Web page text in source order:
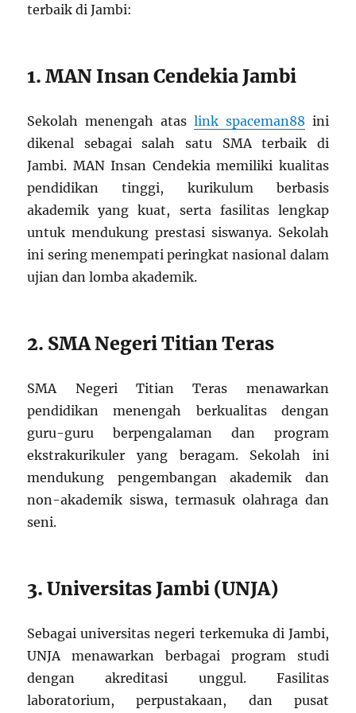
terbaik di Jambi:
1. MAN Insan Cendekia Jambi
Sekolah menengah atas link spaceman88 ini
dikenal sebagai salah satu SMA terbaik di
Jambi. MAN Insan Cendekia memiliki kualitas
pendidikan tinggi, kurikulum berbasis
akademik yang kuat, serta fasilitas lengkap
untuk mendukung prestasi siswanya. Sekolah
ini sering menempati peringkat nasional dalam
ujian dan lomba akademik.
2. SMA Negeri Titian Teras
SMA Negeri Titian Teras menawarkan
pendidikan menengah berkualitas dengan
guru-guru berpengalaman dan program
ekstrakurikuler yang beragam. Sekolah ini
mendukung pengembangan akademik dan
non-akademik siswa, termasuk olahraga dan
seni.
3. Universitas Jambi (UNJA)
Sebagai universitas negeri terkemuka di Jambi,
UNJA menawarkan berbagai program studi
dengan akreditasi unggul. Fasilitas
laboratorium, perpustakaan, dan pusat